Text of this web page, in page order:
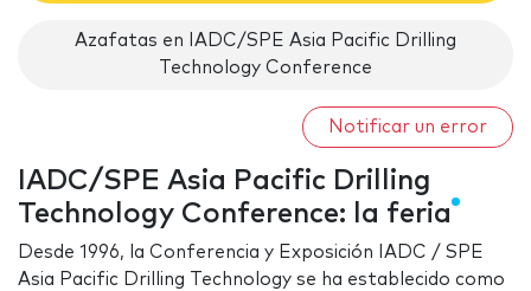
Azafatas en IADC/SPE Asia Pacific Drilling
Technology Conference
Notificar un error
IADC/SPE Asia Pacific Drilling
Technology Conference: la feria
Desde 1996, la Conferencia y Exposición IADC / SPE
Asia Pacific Drilling Technology se ha establecido como